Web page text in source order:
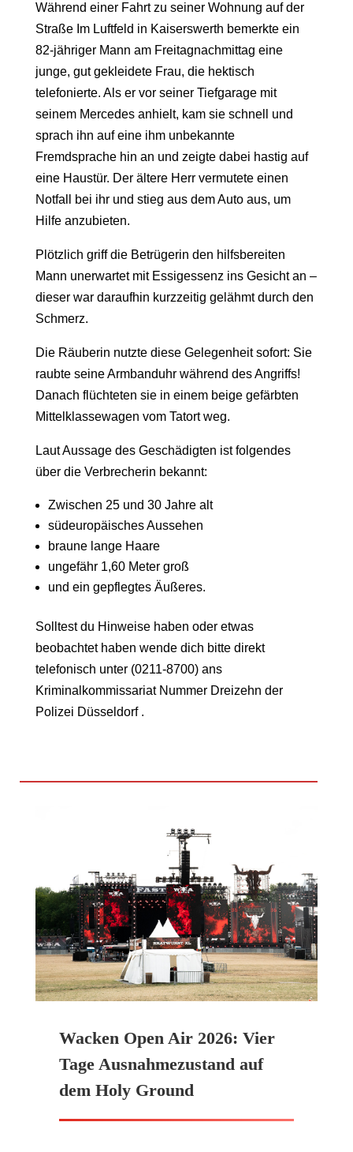
Während einer Fahrt zu seiner Wohnung auf der
Straße Im Luftfeld in Kaiserswerth bemerkte ein
82-jähriger Mann am Freitagnachmittag eine
junge, gut gekleidete Frau, die hektisch
telefonierte. Als er vor seiner Tiefgarage mit
seinem Mercedes anhielt, kam sie schnell und
sprach ihn auf eine ihm unbekannte
Fremdsprache hin an und zeigte dabei hastig auf
eine Haustür. Der ältere Herr vermutete einen
Notfall bei ihr und stieg aus dem Auto aus, um
Hilfe anzubieten.
Plötzlich griff die Betrügerin den hilfsbereiten
Mann unerwartet mit Essigessenz ins Gesicht an –
dieser war daraufhin kurzzeitig gelähmt durch den
Schmerz.
Die Räuberin nutzte diese Gelegenheit sofort: Sie
raubte seine Armbanduhr während des Angriffs!
Danach flüchteten sie in einem beige gefärbten
Mittelklassewagen vom Tatort weg.
Laut Aussage des Geschädigten ist folgendes
über die Verbrecherin bekannt:
Zwischen 25 und 30 Jahre alt
südeuropäisches Aussehen
braune lange Haare
ungefähr 1,60 Meter groß
und ein gepflegtes Äußeres.
Solltest du Hinweise haben oder etwas
beobachtet haben wende dich bitte direkt
telefonisch unter (0211-8700) ans
Kriminalkommissariat Nummer Dreizehn der
Polizei Düsseldorf .
Wacken Open Air 2026: Vier
Tage Ausnahmezustand auf
dem Holy Ground